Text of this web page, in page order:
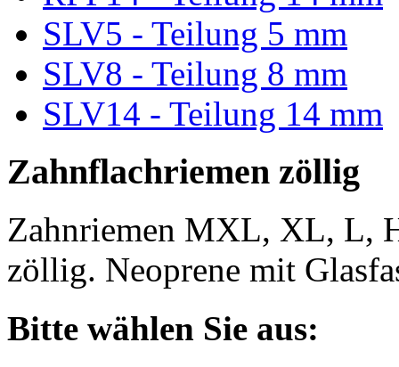
SLV5 - Teilung 5 mm
SLV8 - Teilung 8 mm
SLV14 - Teilung 14 mm
Zahnflachriemen zöllig
Zahnriemen MXL, XL, L,
zöllig. Neoprene mit
Bitte wählen Sie aus: